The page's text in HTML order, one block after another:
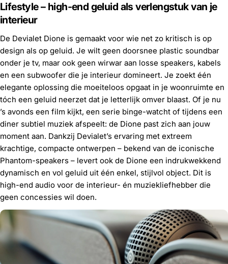
Lifestyle – high-end geluid als verlengstuk van je
interieur
De Devialet Dione is gemaakt voor wie net zo kritisch is op
design als op geluid. Je wilt geen doorsnee plastic soundbar
onder je tv, maar ook geen wirwar aan losse speakers, kabels
en een subwoofer die je interieur domineert. Je zoekt één
elegante oplossing die moeiteloos opgaat in je woonruimte en
tóch een geluid neerzet dat je letterlijk omver blaast. Of je nu
’s avonds een film kijkt, een serie binge-watcht of tijdens een
diner subtiel muziek afspeelt: de Dione past zich aan jouw
moment aan. Dankzij Devialet’s ervaring met extreem
krachtige, compacte ontwerpen – bekend van de iconische
Phantom-speakers – levert ook de Dione een indrukwekkend
dynamisch en vol geluid uit één enkel, stijlvol object. Dit is
high-end audio voor de interieur- én muziekliefhebber die
geen concessies wil doen.